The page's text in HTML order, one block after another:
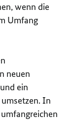
wenn die
Umfang
neuen
ein
In